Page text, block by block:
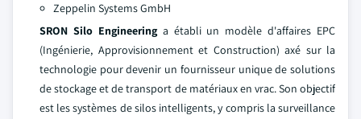
Zeppelin Systems GmbH
SRON Silo Engineeringa établi un modèle d'affaires EPC
(Ingénierie, Approvisionnement et Construction) axé sur la
technologie pour devenir un fournisseur unique de solutions
de stockage et de transport de matériaux en vrac. Son objectif
est les systèmes de silos intelligents, y compris la surveillance